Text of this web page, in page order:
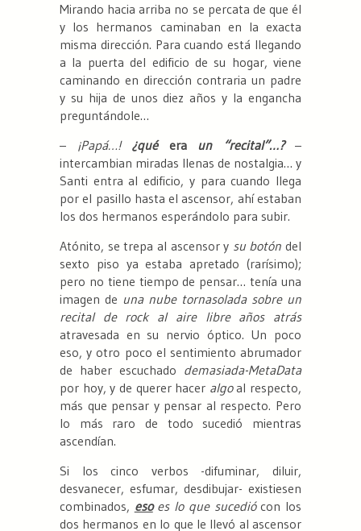
Mirando hacia arriba no se percata de que él
y los hermanos caminaban en la exacta
misma dirección. Para cuando está llegando
a la puerta del edificio de su hogar, viene
caminando en dirección contraria un padre
y su hija de unos diez años y la engancha
preguntándole…
– ¡Papá…! ¿qué eraun “recital”…?–
intercambian miradas llenas de nostalgia… y
Santi entra al edificio, y para cuando llega
por el pasillo hasta el ascensor, ahí estaban
los dos hermanos esperándolo para subir.
Atónito, se trepa al ascensor y su botón del
sexto piso ya estaba apretado (rarísimo);
pero no tiene tiempo de pensar… tenía una
imagen de una nube tornasolada sobre un
recital de rock al aire libre años atrás
atravesada en su nervio óptico. Un poco
eso, y otro poco el sentimiento abrumador
de haber escuchado demasiada-MetaData
por hoy, y de querer hacer algoal respecto,
más que pensar y pensar al respecto. Pero
lo más raro de todo sucedió mientras
ascendían.
Si los cinco verbos -difuminar, diluir,
desvanecer, esfumar, desdibujar- existiesen
combinados, esoes lo que sucediócon los
dos hermanos en lo que le llevó al ascensor